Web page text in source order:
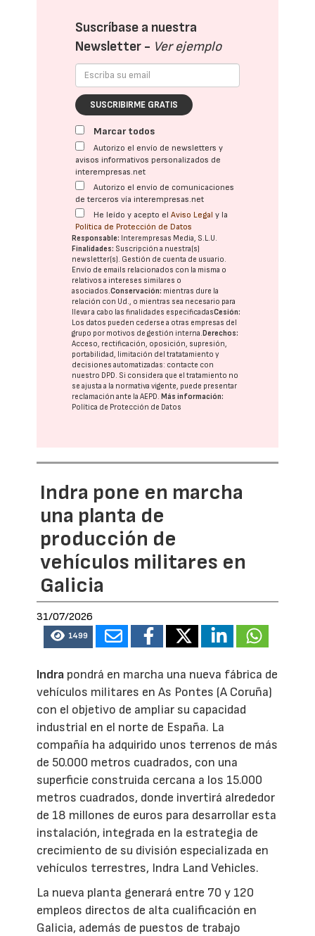
Suscríbase a nuestra
Newsletter - Ver ejemplo
SUSCRIBIRME GRATIS
Marcar todos
Autorizo el envío de newsletters y
avisos informativos personalizados de
interempresas.net
Autorizo el envío de comunicaciones
de terceros vía interempresas.net
He leído y acepto elAviso Legal y la
Política de Protección de Datos
Responsable: Interempresas Media, S.L.U.
Finalidades: Suscripción a nuestra(s)
newsletter(s). Gestión de cuenta de usuario.
Envío de emails relacionados con la misma o
relativos a intereses similares o
asociados.Conservación: mientras dure la
relación con Ud., o mientras sea necesario para
llevar a cabo las finalidades especificadasCesión:
Los datos pueden cederse a otras empresas del
grupo por motivos de gestión interna.Derechos:
Acceso, rectificación, oposición, supresión,
portabilidad, limitación del tratatamiento y
decisiones automatizadas: contacte con
nuestro DPD . Si considera que el tratamiento no
se ajusta a la normativa vigente, puede presentar
reclamación ante laAEPD .Más información:
Política de Protección de Datos
Indra pone en marcha
una planta de
producción de
vehículos militares en
Galicia
31/07/2026
1499
Indra pondrá en marcha una nueva fábrica de
vehículos militares en As Pontes (A Coruña)
con el objetivo de ampliar su capacidad
industrial en el norte de España. La
compañía ha adquirido unos terrenos de más
de 50.000 metros cuadrados, con una
superficie construida cercana a los 15.000
metros cuadrados, donde invertirá alrededor
de 18 millones de euros para desarrollar esta
instalación, integrada en la estrategia de
crecimiento de su división especializada en
vehículos terrestres, Indra Land Vehicles.
La nueva planta generará entre 70 y 120
empleos directos de alta cualificación en
Galicia, además de puestos de trabajo